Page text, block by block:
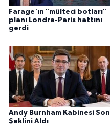
Farage'ın "mülteci botları"
planı Londra-Paris hattını
gerdi
Andy Burnham Kabinesi Son
Şeklini Aldı